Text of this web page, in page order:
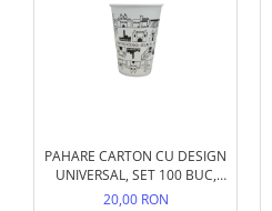
PAHARE CARTON CU DESIGN
UNIVERSAL, SET 100 BUC,
DIVERSE MĂRIMI
20,00 RON